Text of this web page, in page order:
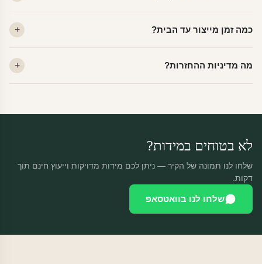
מתאים לקיר מטויח, גבס, קרמיקה וזכוכית.
כמה זמן מייצור עד הבית?
יוצאות באותו יום.
מה מדיניות ההחזרות?
לא בטוחים במידות?
שלחו לנו תמונה של הקיר — ניתן לכם מידות מדויקות וייעוץ חינם תוך
דקות.
שלחו לנו בוואטסאפ